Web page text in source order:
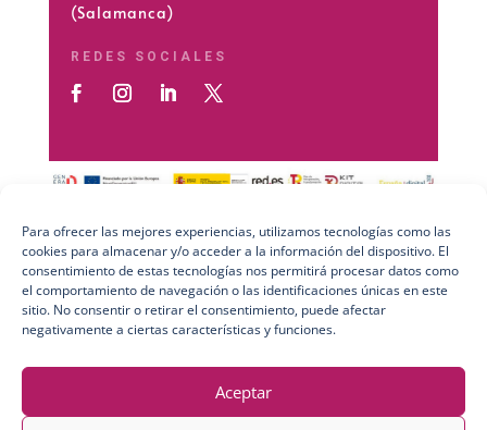
Para ofrecer las mejores experiencias, utilizamos tecnologías como las
cookies para almacenar y/o acceder a la información del dispositivo. El
consentimiento de estas tecnologías nos permitirá procesar datos como
el comportamiento de navegación o las identificaciones únicas en este
sitio. No consentir o retirar el consentimiento, puede afectar
negativamente a ciertas características y funciones.
Aceptar
(Salamanca)
REDES SOCIALES
Preguntas Frecuentes (FAQs)
Aviso Legal
Política de Privacidad
Política de Calidad